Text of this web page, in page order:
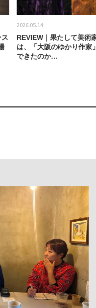
2026.05.14
REVIEW｜果たして美術
は、「大阪のゆかり作家
できたのか…